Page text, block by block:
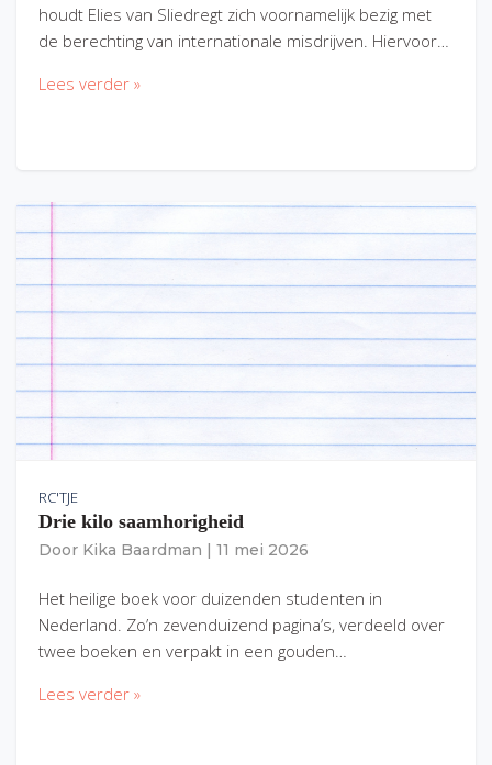
houdt Elies van Sliedregt zich voornamelijk bezig met
de berechting van internationale misdrijven. Hiervoor…
Lees verder »
RC'TJE
Drie kilo saamhorigheid
Door Kika Baardman 11 mei 2026
Het heilige boek voor duizenden studenten in
Nederland. Zo’n zevenduizend pagina’s, verdeeld over
twee boeken en verpakt in een gouden…
Lees verder »